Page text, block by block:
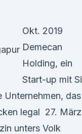
Okt. 2019
Demecan
Holding, ein
Start-up mit
Unternehmen, das
legal 27. März
unters Volk